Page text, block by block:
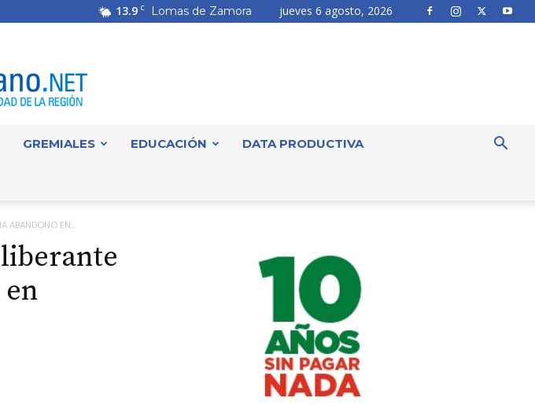
13.9 C Lomas de Zamora jueves 6 agosto, 2026
GREMIALES EDUCACIÓN DATA PRODUCTIVA
ABANDONO EN...